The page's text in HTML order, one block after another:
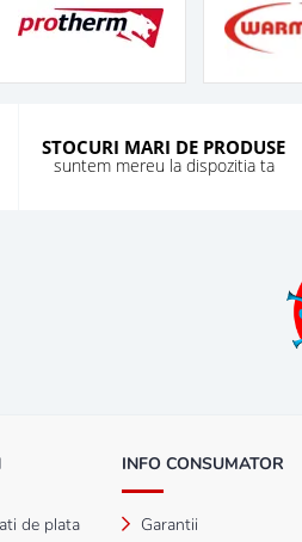
STOCURI MARI DE PRODUSE
suntem mereu la dispozitia ta
de plata
INFO CONSUMATOR
Garantii